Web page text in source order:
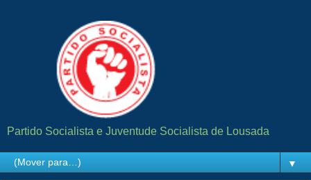
Partido Socialista e Juventude Socialista de Lousada
▼